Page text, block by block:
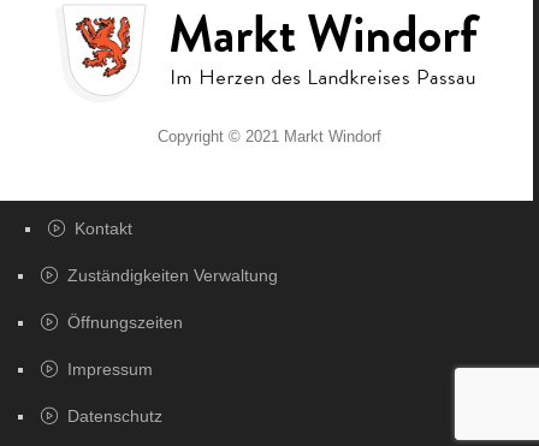
Copyright © 2021 Markt Windorf
Kontakt
Zuständigkeiten Verwaltung
Öffnungszeiten
Impressum
Datenschutz